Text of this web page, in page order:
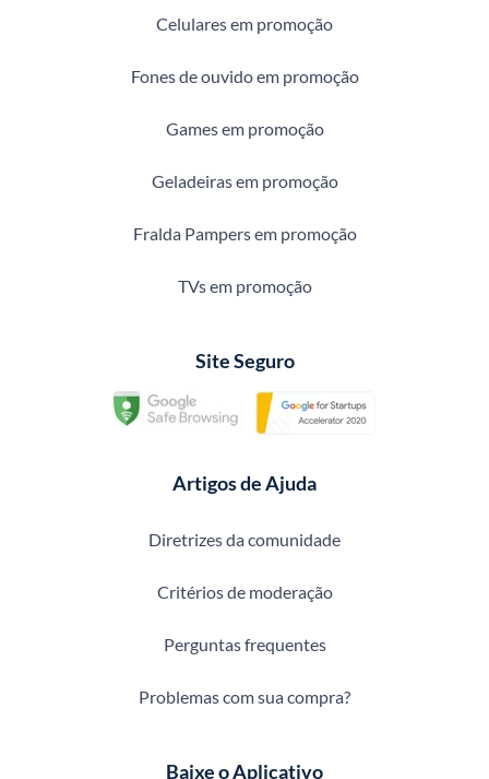
Celulares em promoção
Fones de ouvido em promoção
Games em promoção
Geladeiras em promoção
Fralda Pampers em promoção
TVs em promoção
Site Seguro
Artigos de Ajuda
Diretrizes da comunidade
Critérios de moderação
Perguntas frequentes
Problemas com sua compra?
Baixe o Aplicativo